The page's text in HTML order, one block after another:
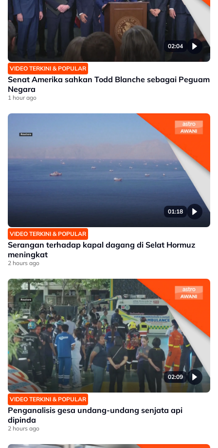
02:04
VIDEO TERKINI & POPULAR
Senat Amerika sahkan Todd Blanche sebagai Peguam
Negara
1 hour ago
01:18
VIDEO TERKINI & POPULAR
Serangan terhadap kapal dagang di Selat Hormuz
meningkat
2 hours ago
02:09
VIDEO TERKINI & POPULAR
Penganalisis gesa undang-undang senjata api
dipinda
2 hours ago